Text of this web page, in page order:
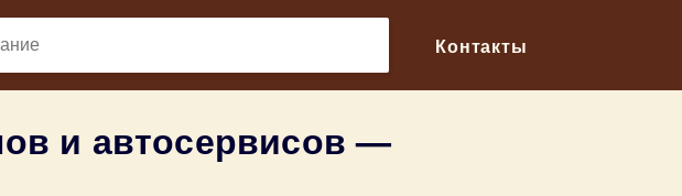
Контакты
и автосервисов —